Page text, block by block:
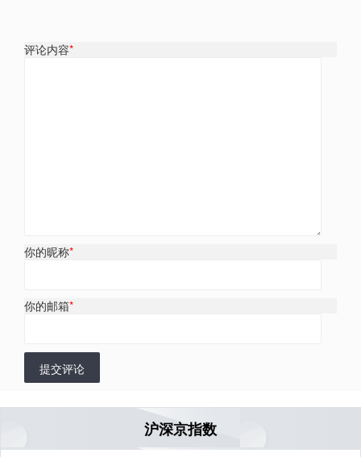
评论内容*
你的昵称*
你的邮箱*
提交评论
沪深京指数